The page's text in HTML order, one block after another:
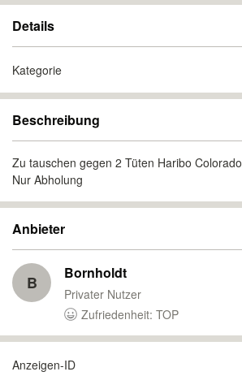
Details
Kategorie
Beschreibung
Zu tauschen gegen 2 Tüten Haribo Colorado
Nur Abholung
Anbieter
B Bornholdt
Privater Nutzer
Zufriedenheit: TOP
Anzeigen-ID